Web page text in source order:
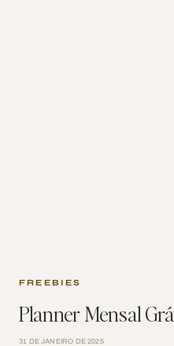
FREEBIES
Planner Mensal
31 DE JANEIRO DE 2025